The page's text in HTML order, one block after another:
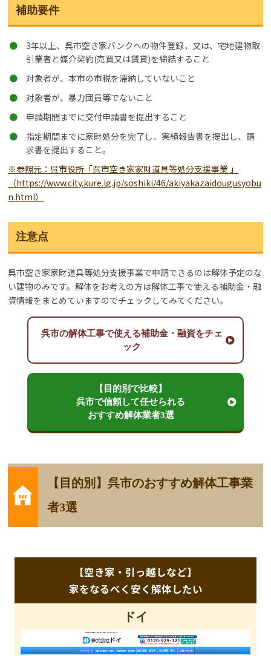
補助要件
3年以上、呉市空き家バンクへの物件登録，又は、宅地建物取
引業者と媒介契約(売買又は賃貸)を締結すること
対象者が、本市の市税を滞納していないこと
対象者が、暴力団員等でないこと
申請期間までに交付申請書を提出すること
指定期間までに家財処分を完了し、実績報告書を提出し、請
求書を提出すること。
※参照元：呉市役所「呉市空き家家財道具等処分支援事業 」
（https://www.city.kure.lg.jp/soshiki/46/akiyakazaidougusyobu
n.html）
注意点
呉市空き家家財道具等処分支援事業で申請できるのは解体予定のな
い建物のみです。解体をお考えの方は解体工事で使える補助金・融
資情報をまとめていますのでチェックしてみてください。
呉市の解体工事で使える補助金・融資をチェ
ック
【目的別で比較】
呉市で信頼して任せられる
おすすめ解体業者3選
【目的別】呉市のおすすめ解体工事業
者3選
【空き家・引っ越しなど】
家をなるべく安く解体したい
ドイ